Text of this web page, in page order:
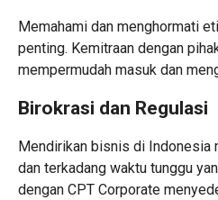
Memahami dan menghormati
penting. Kemitraan dengan
mempermudah masuk dan
Birokrasi dan Regulasi
Mendirikan bisnis di Indonesia
dan terkadang waktu tunggu
dengan CPT Corporate